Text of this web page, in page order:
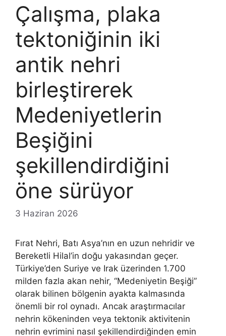
Çalışma, plaka
tektoniğinin iki
antik nehri
birleştirerek
Medeniyetlerin
Beşiğini
şekillendirdiğini
öne sürüyor
3 Haziran 2026
Fırat Nehri, Batı Asya’nın en uzun nehridir ve
Bereketli Hilal’in doğu yakasından geçer.
Türkiye’den Suriye ve Irak üzerinden 1.700
milden fazla akan nehir, “Medeniyetin Beşiği”
olarak bilinen bölgenin ayakta kalmasında
önemli bir rol oynadı. Ancak araştırmacılar
nehrin kökeninden veya tektonik aktivitenin
nehrin evrimini nasıl şekillendirdiğinden emin